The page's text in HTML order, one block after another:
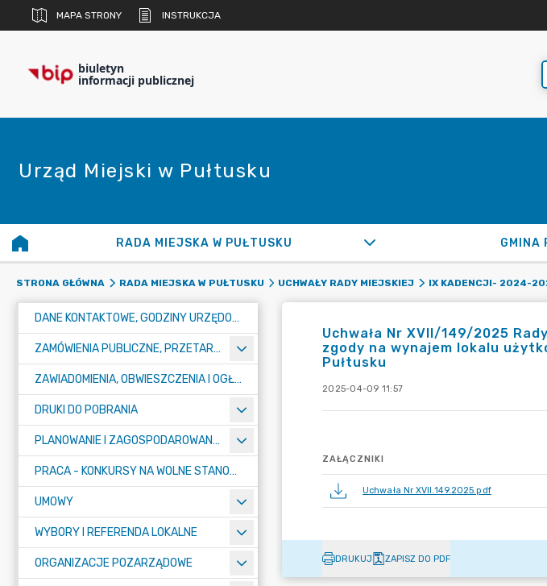
MAPA STRONY INSTRUKCJA
biuletyn
informacji publicznej
Urząd Miejski w Pułtusku
RADA MIEJSKA W PUŁTUSKU GMINA
STRONA GŁÓWNA RADA MIEJSKA W PUŁTUSKU UCHWAŁY RADY MIEJSKIEJ IX KADENCJI- 2024-
DANE KONTAKTOWE, GODZINY URZĘDOWANIA I NUMER KONTA BANKOWEGO
ZAMÓWIENIA PUBLICZNE, PRZETARGI, KONKURSY
ZAWIADOMIENIA, OBWIESZCZENIA I OGŁOSZENIA
DRUKI DO POBRANIA
PLANOWANIE I ZAGOSPODAROWANIE PRZESTRZENNE
PRACA - KONKURSY NA WOLNE STANOWISKA
UMOWY
WYBORY I REFERENDA LOKALNE
ORGANIZACJE POZARZĄDOWE
Uchwała Nr XVII/149/2025
zgody na wynajem lokalu
Pułtusku
2025-04-09 11:57
ZAŁĄCZNIKI
Uchwała Nr XVII.149.2025.pdf
DRUKUJ ZAPISZ DO PDF